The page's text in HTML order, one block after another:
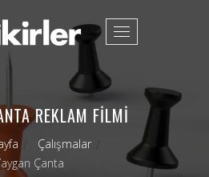
Toggle
REKLAM FILMI
Çalışmalar
Çanta